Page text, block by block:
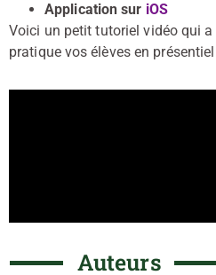
Application sur iOS
Voici un petit tutoriel vidéo qui
pratique vos élèves en
Auteurs